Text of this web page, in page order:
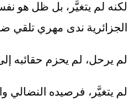
لكنه لم يتغيَّر، بل ظل هو
الجزائرية ندى مهري تلقي
لم يرحل، لم يحزم حقائبه
لم يتغيَّر، فرصيده النضالي